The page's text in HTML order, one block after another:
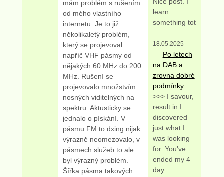
mám problém s rušením
od mého vlastního
internetu. Je to již
několikaletý problém,
který se projevoval
napříč VHF pásmy od
nějakých 60 MHz do 200
MHz. Rušení se
projevovalo množstvím
nosných viditelných na
spektru. Aktusticky se
jednalo o pískání. V
pásmu FM to dxing nijak
výrazně neomezovalo, v
pásmech služeb to ale
byl výrazný problém.
Šířka pásma takových
learn
something tot
18.05.2025
Po letech
na DAB a
zrovna dobré
podmínky
>>> I savour,
result in I
discovered
just what I
was looking
for. You've
ended my 4
day ...